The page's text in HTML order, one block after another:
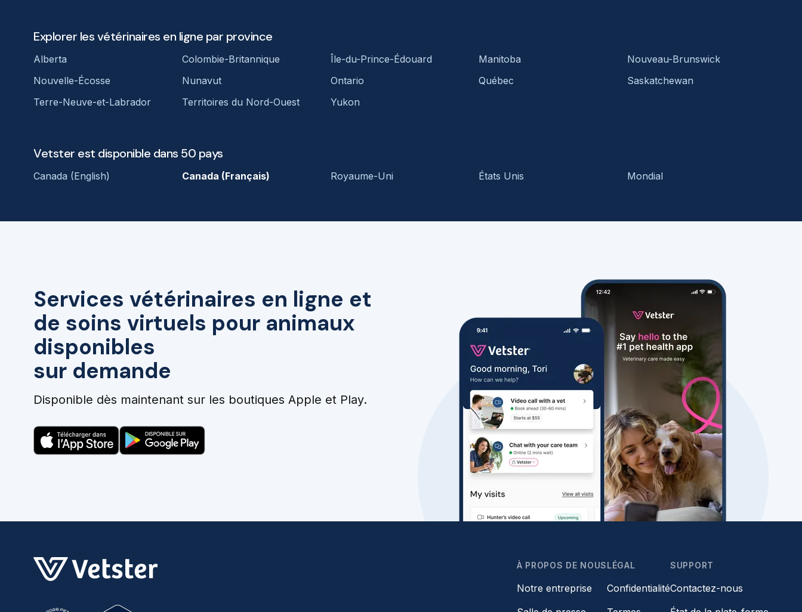
Services vétérinaires en ligne et
de soins virtuels pour animaux
disponibles
sur demande
Disponible dès maintenant sur les boutiques Apple et Play.
Explorer les vétérinaires en ligne par province
Alberta Colombie-Britannique Île-du-Prince-Édouard Manitoba
Nouveau-Brunswick
Nouvelle-Écosse
Nunavut Ontario Québec
Saskatchewan
Terre-Neuve-et-Labrador
Territoires du Nord-Ouest Yukon
Vetster est disponible dans 50 pays
Canada (English) Canada (Français) Royaume-Uni États Unis Mondial
À PROPOS DE NOUS
Notre entreprise
LÉGAL
Confidentialité
SUPPORT
Contactez-nous